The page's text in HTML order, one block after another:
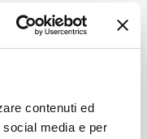
contenuti ed
media e per